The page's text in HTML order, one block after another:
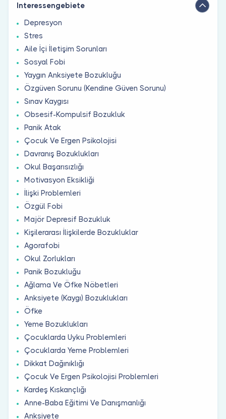
Interessengebiete
Depresyon
Stres
Aile İçi İletişim Sorunları
Sosyal Fobi
Yaygın Anksiyete Bozukluğu
Özgüven Sorunu (Kendine Güven Sorunu)
Sınav Kaygısı
Obsesif-Kompulsif Bozukluk
Panik Atak
Çocuk Ve Ergen Psikolojisi
Davranış Bozuklukları
Okul Başarısızlığı
Motivasyon Eksikliği
İlişki Problemleri
Özgül Fobi
Majör Depresif Bozukluk
Kişilerarası İlişkilerde Bozukluklar
Agorafobi
Okul Zorlukları
Panik Bozukluğu
Ağlama Ve Öfke Nöbetleri
Anksiyete (Kaygı) Bozuklukları
Öfke
Yeme Bozuklukları
Çocuklarda Uyku Problemleri
Çocuklarda Yeme Problemleri
Dikkat Dağınıklığı
Çocuk Ve Ergen Psikolojisi Problemleri
Kardeş Kıskançlığı
Anne-Baba Eğitimi Ve Danışmanlığı
Anksiyete